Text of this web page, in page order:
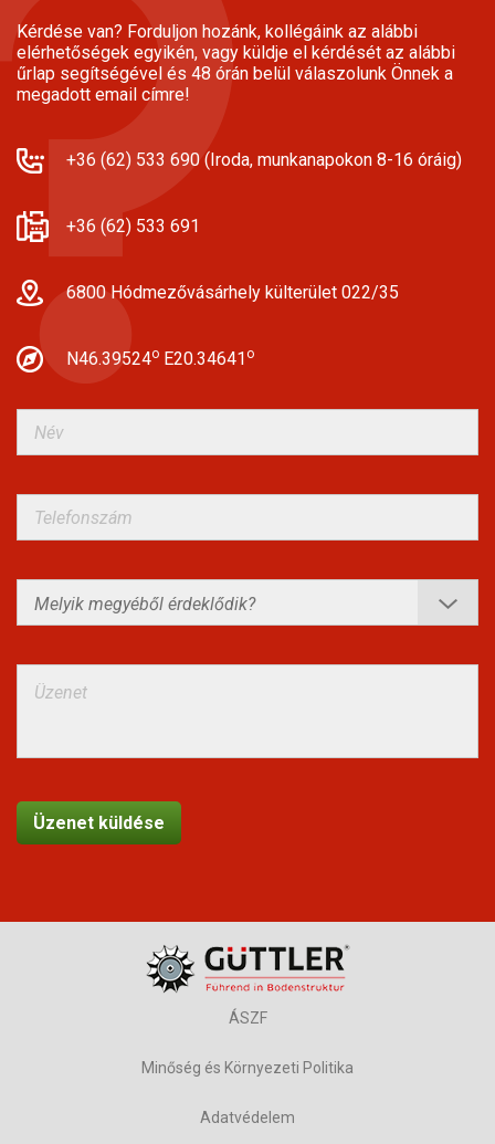
Kérdése van? Forduljon hozánk, kollégáink az alábbi
elérhetőségek egyikén, vagy küldje el kérdését az alábbi
űrlap segítségével és 48 órán belül válaszolunk Önnek a
megadott email címre!
+36 (62) 533 690 (Iroda, munkanapokon 8-16 óráig)
+36 (62) 533 691
6800 Hódmezővásárhely külterület 022/35
N46.39524o E20.34641 o
ÁSZF
Minőség és Környezeti Politika
Adatvédelem